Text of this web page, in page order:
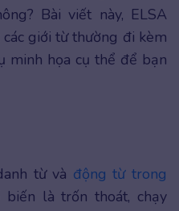
Bài viết này, ELSA
giới từ thường đi kèm
minh họa cụ thể để bạn
từ và động từ trong
biến là trốn thoát, chạy